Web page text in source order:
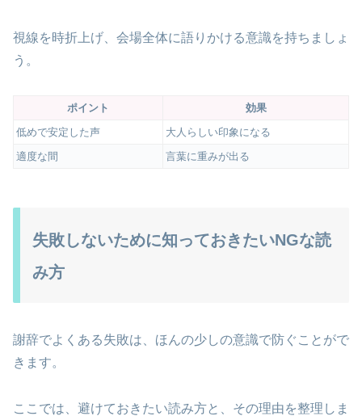
視線を時折上げ、会場全体に語りかける意識を持ちましょ
う。
ポイント
効果
低めで安定した声
大人らしい印象になる
適度な間
言葉に重みが出る
失敗しないために知っておきたいNGな読
み方
謝辞でよくある失敗は、ほんの少しの意識で防ぐことがで
きます。
ここでは、避けておきたい読み方と、その理由を整理しま